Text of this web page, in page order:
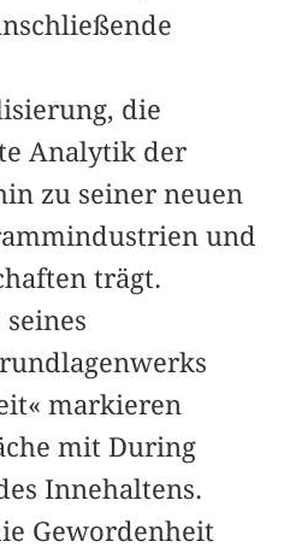
die
Analytik der
zu seiner neuen
und
trägt.
markieren
mit During
Innehaltens.
Gewordenheit